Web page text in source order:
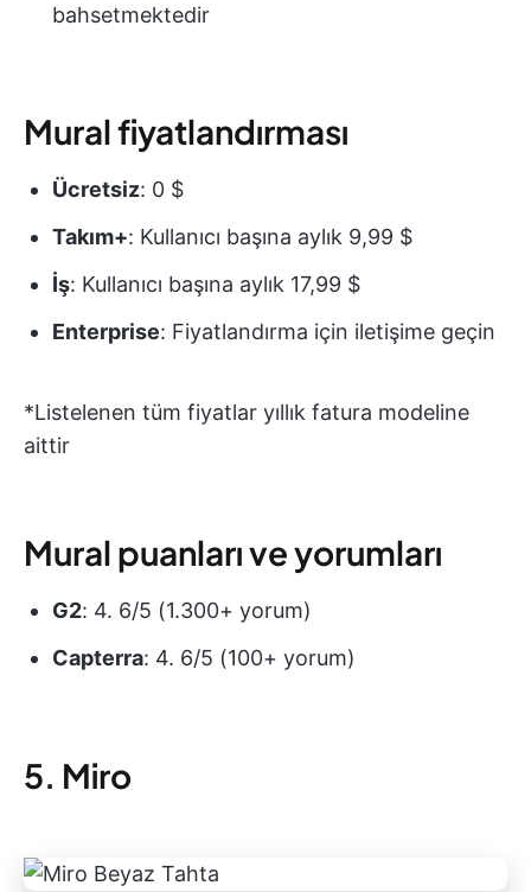
bahsetmektedir
Mural fiyatlandırması
Ücretsiz: 0 $
Takım+: Kullanıcı başına aylık 9,99 $
İş: Kullanıcı başına aylık 17,99 $
Enterprise: Fiyatlandırma için iletişime geçin
*Listelenen tüm fiyatlar yıllık fatura modeline
aittir
Mural puanları ve yorumları
G2: 4. 6/5 (1.300+ yorum)
Capterra: 4. 6/5 (100+ yorum)
5. Miro